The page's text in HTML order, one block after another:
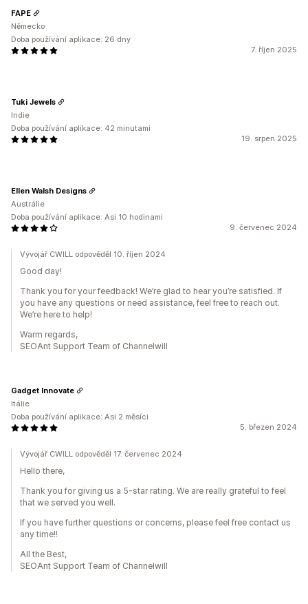
7. říjen 2025
FAPE
Německo
Doba používání aplikace: 26 dny
19. srpen 2025
Tuki Jewels
Indie
Doba používání aplikace: 42 minutami
9. červenec 2024
Ellen Walsh Designs
Austrálie
Doba používání aplikace: Asi 10 hodinami
Vývojář CWILL odpověděl 10. říjen 2024
Good day!
Thank you for your feedback! We’re glad to hear you’re satisfied. If
you have any questions or need assistance, feel free to reach out.
We’re here to help!
Warm regards,
SEOAnt Support Team of Channelwill
5. březen 2024
Gadget Innovate
Itálie
Doba používání aplikace: Asi 2 měsíci
Vývojář CWILL odpověděl 17. červenec 2024
Hello there,
Thank you for giving us a 5-star rating. We are really grateful to feel
that we served you well.
If you have further questions or concerns, please feel free contact us
any time!!
All the Best,
SEOAnt Support Team of Channelwill